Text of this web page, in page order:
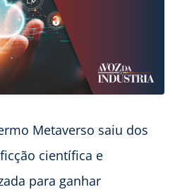
Metaverso saiu dos
científica e
para ganhar